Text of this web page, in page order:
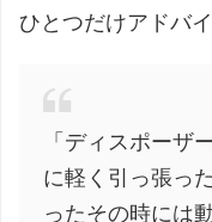
ひとつだけアドバ
「ディスポーザ
に軽く引っ張っ
ったその時には